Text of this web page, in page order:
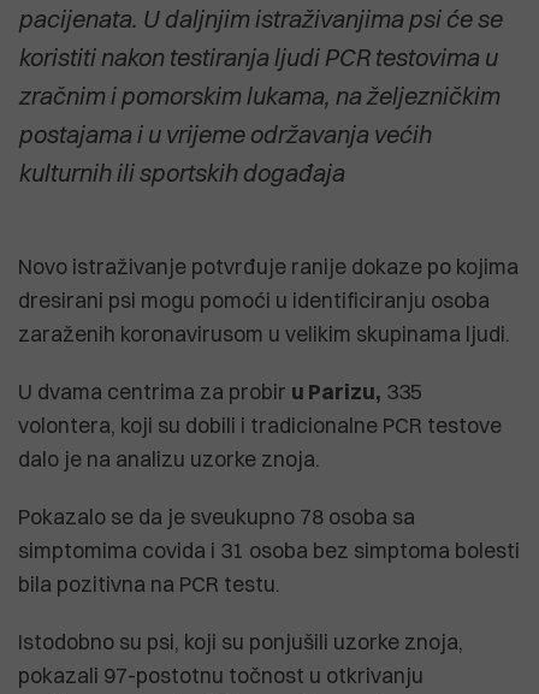
pacijenata. U daljnjim istraživanjima psi će se
koristiti nakon testiranja ljudi PCR testovima u
zračnim i pomorskim lukama, na željezničkim
postajama i u vrijeme održavanja većih
kulturnih ili sportskih događaja
Novo istraživanje potvrđuje ranije dokaze po kojima
dresirani psi mogu pomoći u identificiranju osoba
zaraženih koronavirusom u velikim skupinama ljudi.
U dvama centrima za probir u Parizu, 335
volontera, koji su dobili i tradicionalne PCR testove
dalo je na analizu uzorke znoja.
Pokazalo se da je sveukupno 78 osoba sa
simptomima covida i 31 osoba bez simptoma bolesti
bila pozitivna na PCR testu.
Istodobno su psi, koji su ponjušili uzorke znoja,
pokazali 97-postotnu točnost u otkrivanju